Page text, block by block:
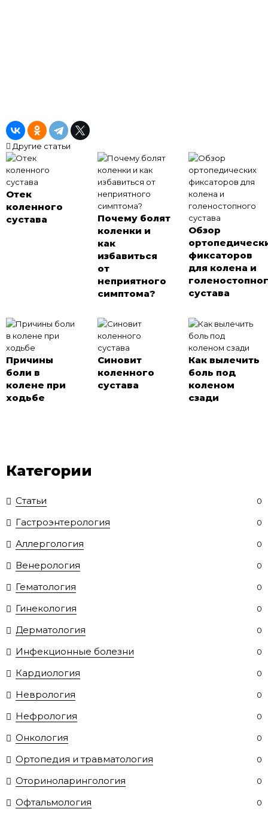
Другие статьи
Отек
коленного
сустава
Почему болят
коленки и
как
избавиться
от
неприятного
симптома?
Обзор
фиксаторов
для колена и
сустава
Причины
боли в
колене при
ходьбе
Синовит
коленного
сустава
Как вылечить
боль под
коленом
сзади
Категории
Статьи 0
Гастроэнтерология 0
Аллергология 0
Венерология 0
Гематология 0
Гинекология 0
Дерматология 0
Инфекционные болезни 0
Кардиология 0
Неврология 0
Нефрология 0
Онкология 0
Ортопедия и травматология 0
Оториноларингология 0
Офтальмология 0